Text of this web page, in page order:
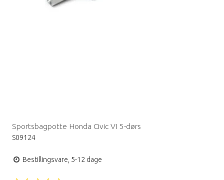
Sportsbagpotte Honda Civic VI 5-dørs
S09124
Bestillingsvare, 5-12 dage